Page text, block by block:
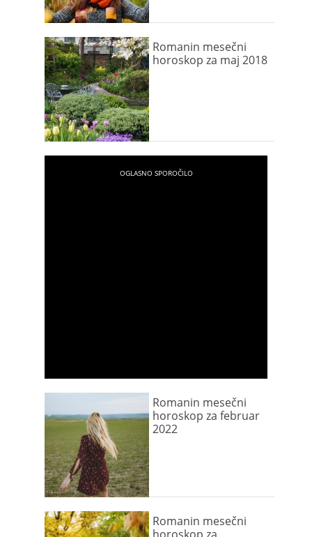
Romanin mesečni
horoskop za maj 2018
Romanin mesečni
horoskop za februar
2022
Romanin mesečni